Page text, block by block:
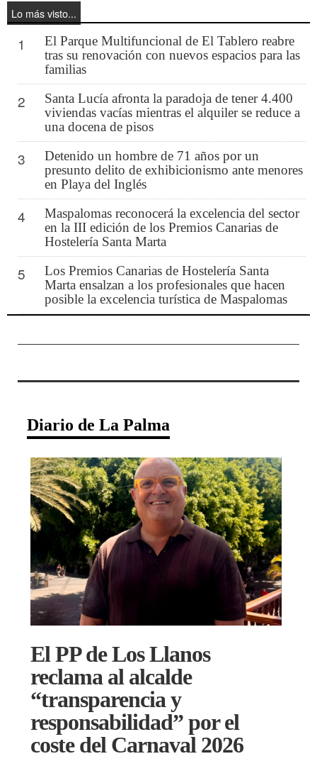
Lo más visto...
1
El Parque Multifuncional de El Tablero reabre
tras su renovación con nuevos espacios para las
familias
2
Santa Lucía afronta la paradoja de tener 4.400
viviendas vacías mientras el alquiler se reduce a
una docena de pisos
3
Detenido un hombre de 71 años por un
presunto delito de exhibicionismo ante menores
en Playa del Inglés
4
Maspalomas reconocerá la excelencia del sector
en la III edición de los Premios Canarias de
Hostelería Santa Marta
5
Los Premios Canarias de Hostelería Santa
Marta ensalzan a los profesionales que hacen
posible la excelencia turística de Maspalomas
Diario de La Palma
El PP de Los Llanos
reclama al alcalde
“transparencia y
responsabilidad” por el
coste del Carnaval 2026